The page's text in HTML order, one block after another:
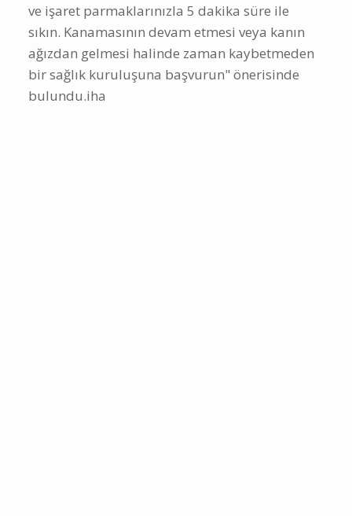
ve işaret parmaklarınızla 5 dakika süre ile
sıkın. Kanamasının devam etmesi veya kanın
ağızdan gelmesi halinde zaman kaybetmeden
bir sağlık kuruluşuna başvurun" önerisinde
bulundu.iha